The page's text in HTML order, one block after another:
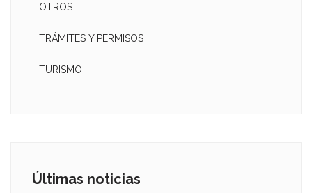
OTROS
TRÁMITES Y PERMISOS
TURISMO
Últimas noticias